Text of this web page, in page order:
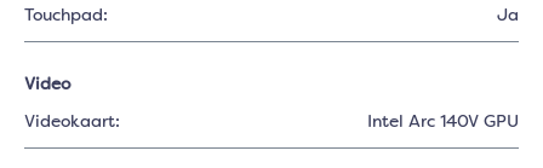
Touchpad: Ja
Video
Videokaart: Intel Arc 140V GPU